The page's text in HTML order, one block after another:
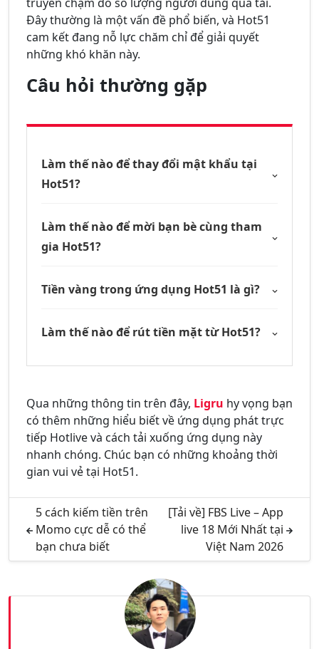
Đây thường là một vấn đề phổ biến, và Hot51
cam kết đang nỗ lực chăm chỉ để giải quyết
những khó khăn này.
Câu hỏi thường gặp
Làm thế nào để thay đổi mật khẩu tại
Hot51?
Làm thế nào để mời bạn bè cùng tham
gia Hot51?
Tiền vàng trong ứng dụng Hot51 là gì?
Làm thế nào để rút tiền mặt từ Hot51?
Qua những thông tin trên đây, Ligru hy vọng bạn
có thêm những hiểu biết về ứng dụng phát trực
tiếp Hotlive và cách tải xuống ứng dụng này
nhanh chóng. Chúc bạn có những khoảng thời
gian vui vẻ tại Hot51.
5 cách kiếm tiền trên
Momo cực dễ có thể
bạn chưa biết
[Tải về] FBS Live – App
live 18 Mới Nhất tại
Việt Nam 2026